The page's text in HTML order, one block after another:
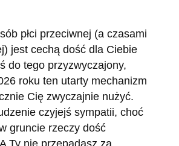
płci przeciwnej (a czasami
jest cechą dość dla Ciebie
do tego przyzwyczajony,
roku ten utarty mechanizm
Cię zwyczajnie nużyć.
czyjejś sympatii, choć
gruncie rzeczy dość
Ty nie przepadasz za